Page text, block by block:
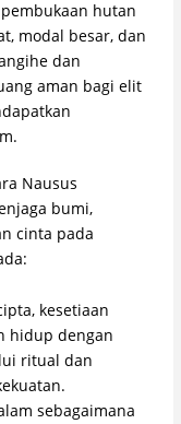
hutan
modal besar, dan
dan
aman bagi elit
Nausus
bumi,
cinta pada
kesetiaan
hidup dengan
ritual dan
sebagaimana